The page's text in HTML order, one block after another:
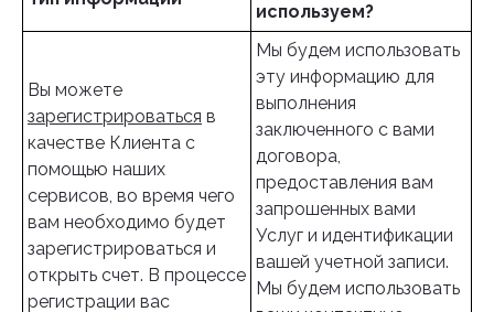
используем?
Вы можете
зарегистрироваться в
качестве Клиента с
помощью наших
сервисов, во время чего
вам необходимо будет
зарегистрироваться и
открыть счет. В процессе
регистрации вас
Мы будем использовать
эту информацию для
выполнения
заключенного с вами
договора,
предоставления вам
запрошенных вами
Услуг и идентификации
вашей учетной записи.
Мы будем использовать